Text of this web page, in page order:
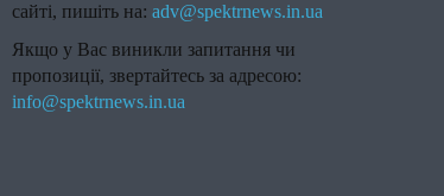
сайті, пишіть на: adv@spektrnews.in.ua
Якщо у Вас виникли запитання чи
пропозиції, звертайтесь за адресою:
info@spektrnews.in.ua